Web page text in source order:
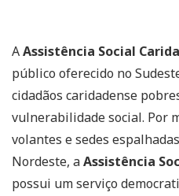
AAssistência Social
público oferecido no
cidadãos caridadense
vulnerabilidade social. Por
volantes e sedes
Nordeste, aAssistência
possui um serviço